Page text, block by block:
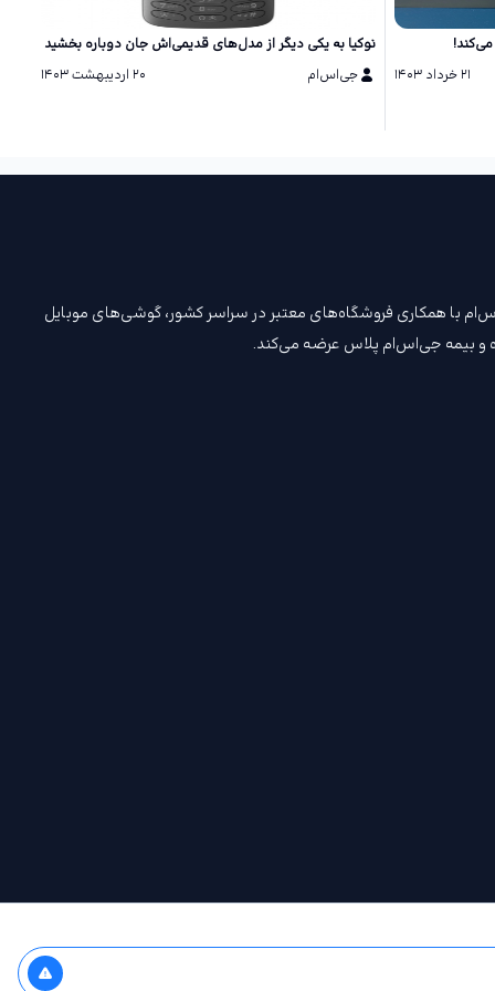
۲۱ خرداد ۱۴۰۳
نوکیا به یکی دیگر از مدل‌های قدیمی‌اش جان دوباره بخشید
جی‌اس‌ام
۲۰ اردیبهشت ۱۴۰۳
جی‌اس‌ام با همکاری فروشگاه‌های معتبر در سراسر کشور، گوشی‌های موبایل